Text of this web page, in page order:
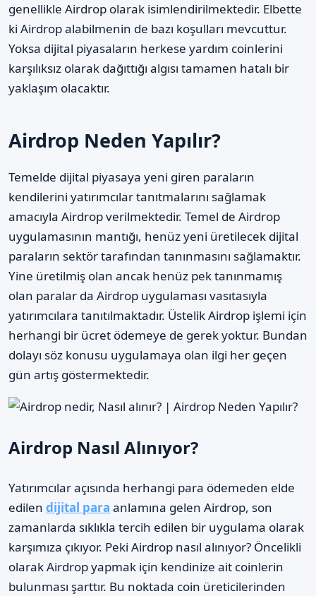
genellikle Airdrop olarak isimlendirilmektedir. Elbette
ki Airdrop alabilmenin de bazı koşulları mevcuttur.
Yoksa dijital piyasaların herkese yardım coinlerini
karşılıksız olarak dağıttığı algısı tamamen hatalı bir
yaklaşım olacaktır.
Airdrop Neden Yapılır?
Temelde dijital piyasaya yeni giren paraların
kendilerini yatırımcılar tanıtmalarını sağlamak
amacıyla Airdrop verilmektedir. Temel de Airdrop
uygulamasının mantığı, henüz yeni üretilecek dijital
paraların sektör tarafından tanınmasını sağlamaktır.
Yine üretilmiş olan ancak henüz pek tanınmamış
olan paralar da Airdrop uygulaması vasıtasıyla
yatırımcılara tanıtılmaktadır. Üstelik Airdrop işlemi için
herhangi bir ücret ödemeye de gerek yoktur. Bundan
dolayı söz konusu uygulamaya olan ilgi her geçen
gün artış göstermektedir.
Airdrop Nasıl Alınıyor?
Yatırımcılar açısında herhangi para ödemeden elde
edilen dijital para anlamına gelen Airdrop, son
zamanlarda sıklıkla tercih edilen bir uygulama olarak
karşımıza çıkıyor. Peki Airdrop nasıl alınıyor? Öncelikli
olarak Airdrop yapmak için kendinize ait coinlerin
bulunması şarttır. Bu noktada coin üreticilerinden